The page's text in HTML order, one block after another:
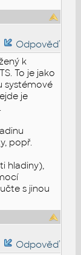
Odpověď
k
To je jako
systémové
je
popř.
hladiny),
s jinou
Odpověď